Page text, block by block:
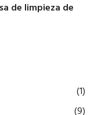
de limpieza de
(1)
(9)